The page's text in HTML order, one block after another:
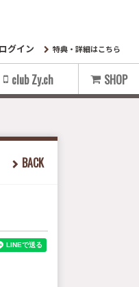
ログイン 特典・詳細はこちら
club Zy.ch SHOP
BACK